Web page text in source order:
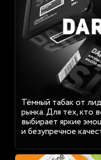
Тёмный табак от
рынка. Для тех, кто
выбирает яркие
и безупречное